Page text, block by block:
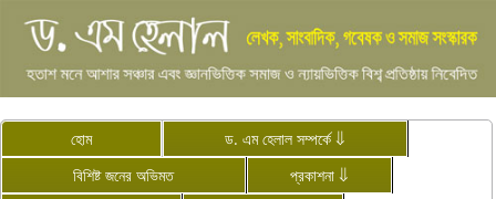
হোম
ড. এম হেলাল সম্পর্কে ⇓
বিশিষ্ট জনের অভিমত
প্রকাশনা ⇓